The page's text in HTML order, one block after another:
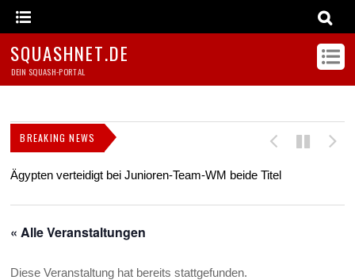
SQUASHNET.DE
DEIN SQUASH-PORTAL
BREAKING NEWS
Ägypten verteidigt bei Junioren-Team-WM beide Titel
« Alle Veranstaltungen
Diese Veranstaltung hat bereits stattgefunden.